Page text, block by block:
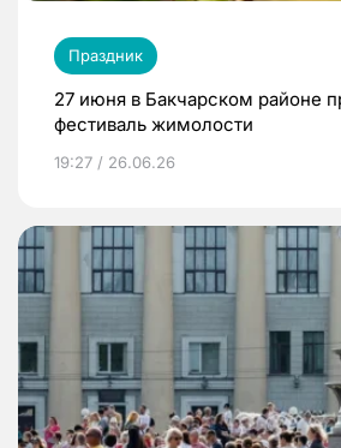
Праздник
27 июня в Бакчарском районе
фестиваль жимолости
19:27 / 26.06.26